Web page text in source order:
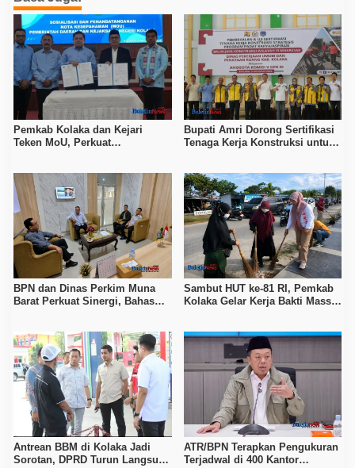
Pemkab Kolaka dan Kejari
Teken MoU, Perkuat
Bupati Amri Dorong Sertifikasi
Tenaga Kerja Konstruksi untuk
BPN dan Dinas Perkim Muna
Barat Perkuat Sinergi, Bahas
Sambut HUT ke-81 RI, Pemkab
Kolaka Gelar Kerja Bakti Massal
Antrean BBM di Kolaka Jadi
Sorotan, DPRD Turun Langsung
ATR/BPN Terapkan Pengukuran
Terjadwal di 400 Kantor